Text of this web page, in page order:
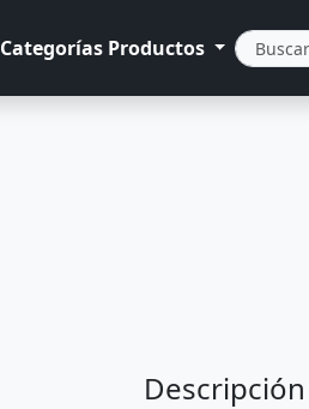
Categorías Productos